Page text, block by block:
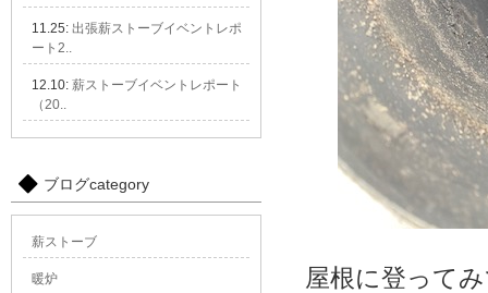
屋根に登って
11.25: 出張薪ストーブイベントレポ
ート2..
12.10: 薪ストーブイベントレポート
（20..
ブログcategory
薪ストーブ
暖炉